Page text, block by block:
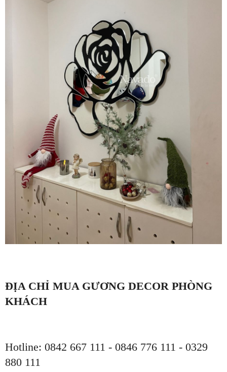
ĐỊA CHỈ MUA GƯƠNG DECOR PHÒNG
KHÁCH
Hotline: 0842 667 111 - 0846 776 111 - 0329
880 111